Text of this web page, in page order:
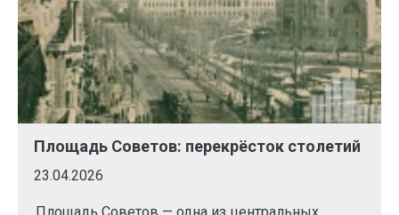
Площадь Советов: перекрёсток столетий
23.04.2026